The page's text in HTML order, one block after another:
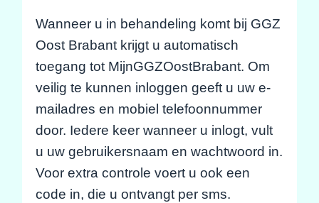
Wanneer u in behandeling komt bij GGZ
Oost Brabant krijgt u automatisch
toegang tot MijnGGZOostBrabant. Om
veilig te kunnen inloggen geeft u uw e-
mailadres en mobiel telefoonnummer
door. Iedere keer wanneer u inlogt, vult
u uw gebruikersnaam en wachtwoord in.
Voor extra controle voert u ook een
code in, die u ontvangt per sms.